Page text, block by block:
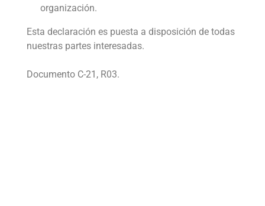
organización.
Esta declaración es puesta a disposición de todas
nuestras partes interesadas.
Documento C-21, R03.